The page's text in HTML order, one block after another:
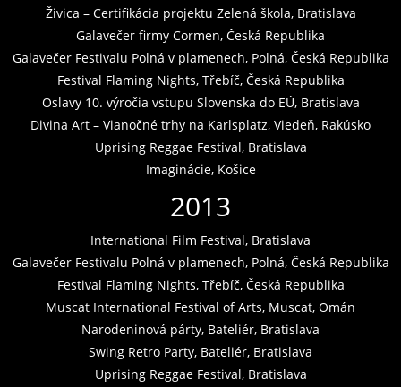
Živica – Certifikácia projektu Zelená škola, Bratislava
Galavečer firmy Cormen, Česká Republika
Galavečer Festivalu Polná v plamenech, Polná, Česká Republika
Festival Flaming Nights, Třebíč, Česká Republika
Oslavy 10. výročia vstupu Slovenska do EÚ, Bratislava
Divina Art – Vianočné trhy na Karlsplatz, Viedeň, Rakúsko
Uprising Reggae Festival, Bratislava
Imaginácie, Košice
2013
International Film Festival, Bratislava
Galavečer Festivalu Polná v plamenech, Polná, Česká Republika
Festival Flaming Nights, Třebíč, Česká Republika
Muscat International Festival of Arts, Muscat, Omán
Narodeninová párty, Bateliér, Bratislava
Swing Retro Party, Bateliér, Bratislava
Uprising Reggae Festival, Bratislava